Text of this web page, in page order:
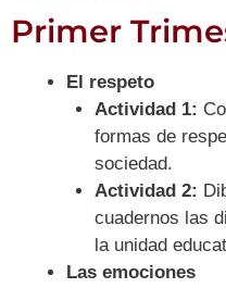
Primer
El respeto
Actividad 1:
formas de
sociedad.
Actividad 2:
cuadernos las
la unidad
Las emociones